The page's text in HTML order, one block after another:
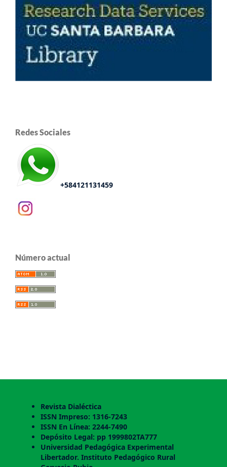
Redes Sociales
+584121131459
Número actual
Revista Dialéctica
ISSN Impreso: 1316-7243
ISSN En Línea: 2244-7490
Depósito Legal: pp 1999802TA777
Universidad Pedagógica Experimental
Libertador. Instituto Pedagógico Rural